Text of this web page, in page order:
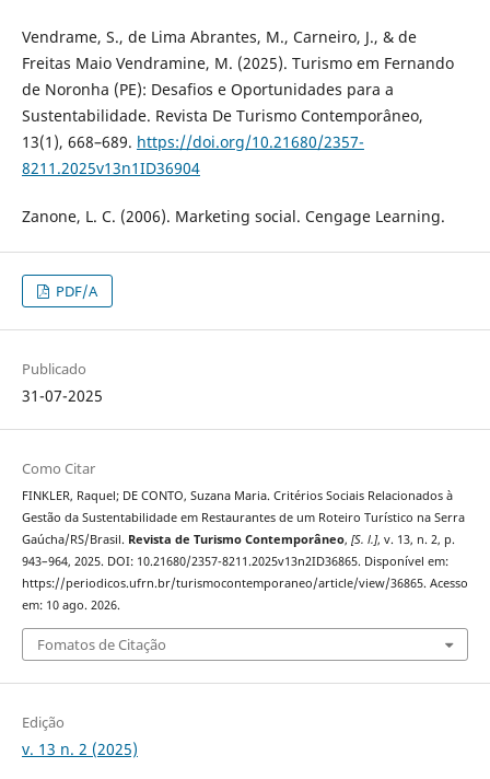
Vendrame, S., de Lima Abrantes, M., Carneiro, J., & de
Freitas Maio Vendramine, M. (2025). Turismo em Fernando
de Noronha (PE): Desafios e Oportunidades para a
Sustentabilidade. Revista De Turismo Contemporâneo,
13(1), 668–689. https://doi.org/10.21680/2357-
8211.2025v13n1ID36904
Zanone, L. C. (2006). Marketing social. Cengage Learning.
PDF/A
Publicado
31-07-2025
Como Citar
FINKLER, Raquel; DE CONTO, Suzana Maria. Critérios Sociais Relacionados à
Gestão da Sustentabilidade em Restaurantes de um Roteiro Turístico na Serra
Gaúcha/RS/Brasil. Revista de Turismo Contemporâneo, [S. l.], v. 13, n. 2, p.
943–964, 2025. DOI: 10.21680/2357-8211.2025v13n2ID36865. Disponível em:
https://periodicos.ufrn.br/turismocontemporaneo/article/view/36865. Acesso
em: 10 ago. 2026.
Fomatos de Citação
Edição
v. 13 n. 2 (2025)